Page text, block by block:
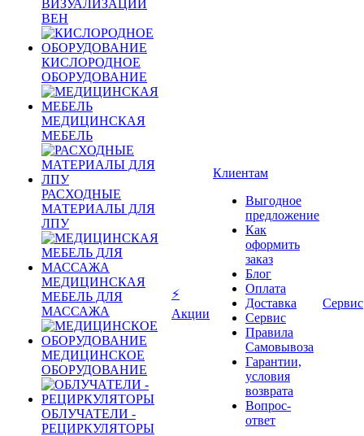
ВИЗУАЛИЗАЦИИ
ВЕН
КИСЛОРОДНОЕ
ОБОРУДОВАНИЕ
МЕДИЦИНСКАЯ
МЕБЕЛЬ
РАСХОДНЫЕ
МАТЕРИАЛЫ ДЛЯ
ЛПУ
МЕДИЦИНСКАЯ
МЕБЕЛЬ ДЛЯ
МАССАЖА
МЕДИЦИНСКОЕ
ОБОРУДОВАНИЕ
ОБЛУЧАТЕЛИ -
РЕЦИРКУЛЯТОРЫ
⚡
Акции
Клиентам
Выгодное
предложение
Как
оформить
заказ
Блог
Оплата
Доставка
Сервис
Правила
Самовывоза
Гарантии,
условия
возврата
Вопрос-
ответ
Сервис